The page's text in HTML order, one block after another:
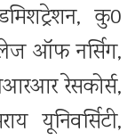
कु0
ऑफ नर्सिग,
रेसकोर्स,
यूनिवर्सिटी,